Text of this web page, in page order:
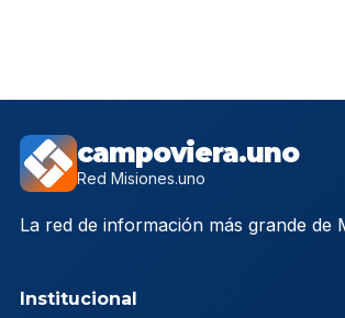
campoviera.uno
Red Misiones.uno
La red de información más grande de
Institucional